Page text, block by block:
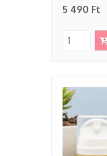
5 490 Ft